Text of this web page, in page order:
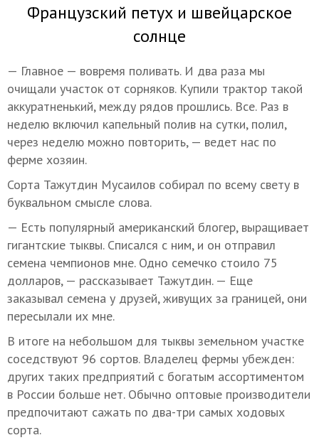
Французский петух и швейцарское
солнце
— Главное — вовремя поливать. И два раза мы
очищали участок от сорняков. Купили трактор такой
аккуратненький, между рядов прошлись. Все. Раз в
неделю включил капельный полив на сутки, полил,
через неделю можно повторить, — ведет нас по
ферме хозяин.
Сорта Тажутдин Мусаилов собирал по всему свету в
буквальном смысле слова.
— Есть популярный американский блогер, выращивает
гигантские тыквы. Списался с ним, и он отправил
семена чемпионов мне. Одно семечко стоило 75
долларов, — рассказывает Тажутдин. — Еще
заказывал семена у друзей, живущих за границей, они
пересылали их мне.
В итоге на небольшом для тыквы земельном участке
соседствуют 96 сортов. Владелец фермы убежден:
других таких предприятий с богатым ассортиментом
в России больше нет. Обычно оптовые производители
предпочитают сажать по два-три самых ходовых
сорта.